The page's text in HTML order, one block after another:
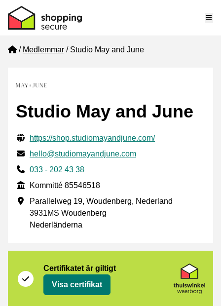
Home
Medlemmar Studio May and June
Studio May and June
Verifierade kontaktuppgifter
Website URL
https://shop.studiomayandjune.com/
E-post
hello@studiomayandjune.com
Phone number
033 - 202 43 38
Kommitté
Kommitté 85546518
Företagsadress
Parallelweg 19, Woudenberg, Nederland
3931MS Woudenberg
Nederländerna
Certifikatet är giltigt
Visa certifikat